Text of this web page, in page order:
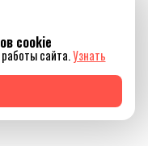
cookie
сайта.Узнать